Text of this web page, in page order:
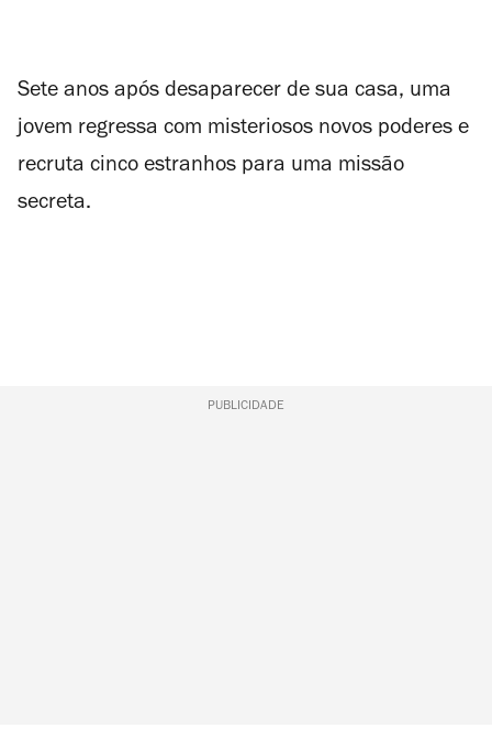
Sete anos após desaparecer de sua casa, uma
jovem regressa com misteriosos novos poderes e
recruta cinco estranhos para uma missão
secreta.
PUBLICIDADE